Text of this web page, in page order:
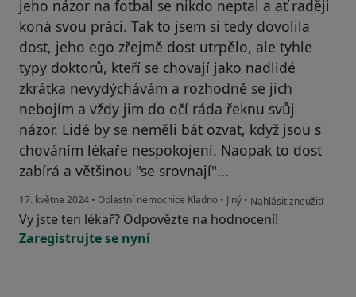
jeho názor na fotbal se nikdo neptal a ať raději
koná svou práci. Tak to jsem si tedy dovolila
dost, jeho ego zřejmě dost utrpělo, ale tyhle
typy doktorů, kteří se chovají jako nadlidé
zkrátka nevydýchávám a rozhodně se jich
nebojím a vždy jim do očí ráda řeknu svůj
názor. Lidé by se neměli bát ozvat, když jsou s
chováním lékaře nespokojení. Naopak to dost
zabírá a většinou "se srovnají"...
17. května 2024 • Oblastní nemocnice Kladno • Jiný • podle názoru uživatele
Nahlásit zneužití
Vy jste ten lékař? Odpovězte na hodnocení!
Zaregistrujte se nyní